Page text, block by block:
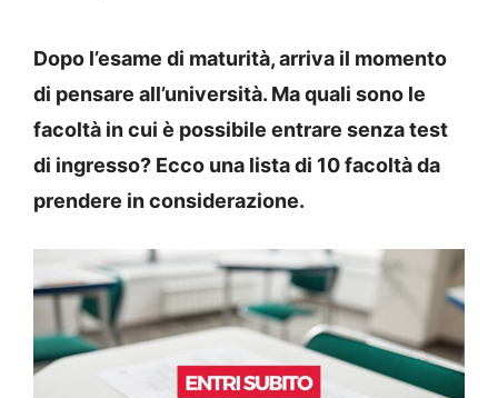
Dopo l’esame di maturità, arriva il momento
di pensare all’università. Ma quali sono le
facoltà in cui è possibile entrare senza test
di ingresso? Ecco una lista di 10 facoltà da
prendere in considerazione.